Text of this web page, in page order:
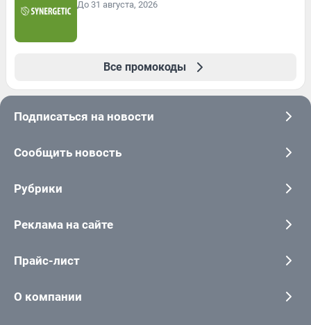
До 31 августа, 2026
Все промокоды
Подписаться на новости
Сообщить новость
Рубрики
Реклама на сайте
Прайс-лист
О компании